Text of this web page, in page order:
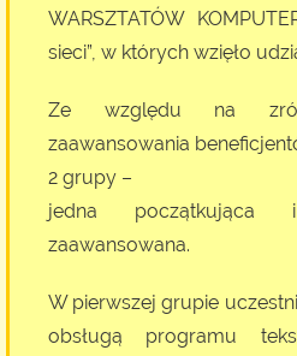
WARSZTATÓW
sieci”, w których wzięło
Ze względu na
zaawansowania
2 grupy –
jedna
zaawansowana.
W pierwszej grupie
obsługą programu